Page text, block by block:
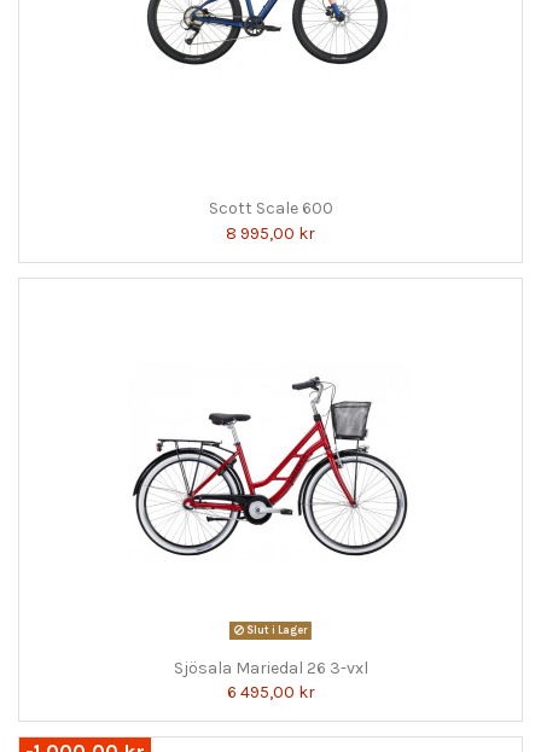
Scott Scale 600
8 995,00 kr
Slut i Lager
Sjösala Mariedal 26 3-vxl
6 495,00 kr